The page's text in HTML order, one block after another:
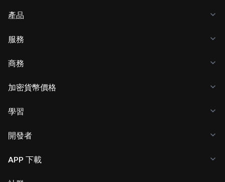
產品
服務
商務
加密貨幣價格
學習
開發者
APP 下載